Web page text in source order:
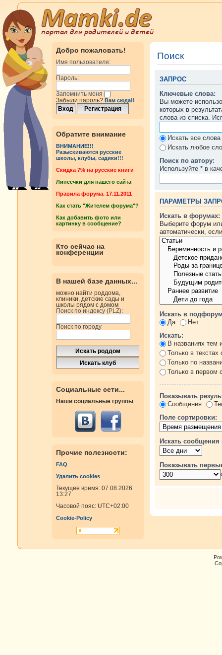
Добро пожаловать!
Имя пользователя:
Пароль:
Запомнить меня
Забыли пароль? Вам сюда!!
Обратите внимание
ВНИМАНИЕ!!!
Разыскиваются русские
школы, клубы, садики!!!
Cкидка 7% на русские книги
Линеечки для нашего сайта
Правила форума. 17.11.2011
Как стать "Жителем форума"?
Как добавить фото или
картинку в сообщение?
Кто сейчас на
конференции
В нашей базе данных...
можно найти роддома,
клиники, детские сады и
школы рядом с домом
Поиск по индексу (PLZ):
Поиск по городу
Социальные сети...
Наши социальные группы
Прочие полезности:
FAQ
Удалить cookies
Текущее время: 07.08.2026
13:27
Часовой пояс: UTC+02:00
Cookie-Policy
Поиск
ЗАПРОС
Ключевые слова:
Вы можете
которых в
слова из списка.
Искать все слова
Искать любое
Поиск по автору:
Используйте * в
ПАРАМЕТРЫ
Искать в форумах:
Выберите форум
автоматически,
Искать в
Да
Нет
Искать:
В названиях тем
Только в
Только по
Только в первом
Показывать
Сообщения
Поле сортировки:
Искать сообщения
Показывать